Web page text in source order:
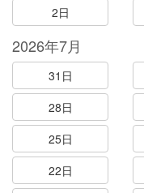
2日
2026年7月
31日
28日
25日
22日